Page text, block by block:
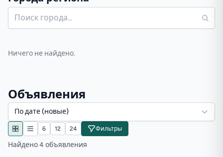
Ничего не найдено.
Объявления
По дате (новые)
6 12 24 Фильтры
Найдено 4 объявления